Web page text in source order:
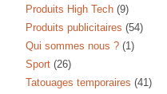
Produits High Tech (9)
Produits publicitaires (54)
Qui sommes nous ? (1)
Sport (26)
Tatouages temporaires (41)